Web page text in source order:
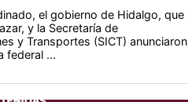
el gobierno de Hidalgo, que
y la Secretaría de
y Transportes (SICT) anunciaron
federal ...